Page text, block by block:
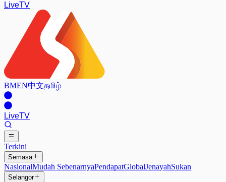
LiveTV
BMEN中文தமிழ்
LiveTV
Terkini
Semasa
NasionalMudah SebenarnyaPendapatGlobalJenayahSukan
Selangor